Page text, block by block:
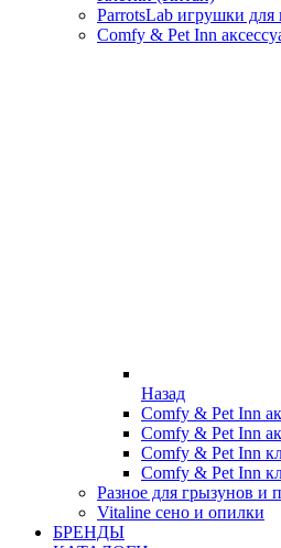
ParrotsLab игрушки для
Comfy & Pet Inn
Назад
Comfy & Pet Inn
Comfy & Pet Inn
Comfy & Pet Inn
Comfy & Pet Inn
Разное для грызунов и
Vitaline сено и опилки
БРЕНДЫ